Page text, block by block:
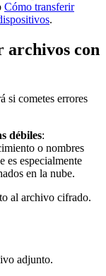
Cómo transferir
.
archivos con
si cometes errores
débiles:
o nombres
es especialmente
en la nube.
al archivo cifrado.
adjunto.